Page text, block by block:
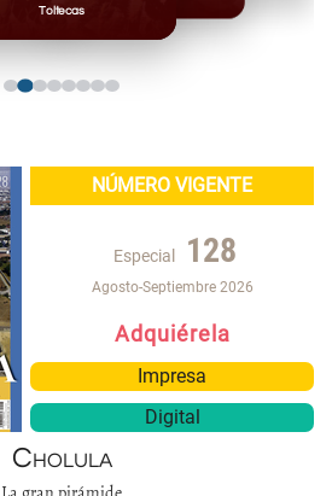
Toltecas
NÚMERO VIGENTE
Especial 128
Agosto-Septiembre 2026
Adquiérela
Impresa
Digital
Cholula